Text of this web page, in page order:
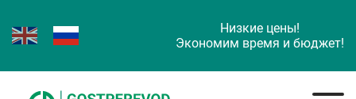
Низкие цены!
Экономим время и бюджет!